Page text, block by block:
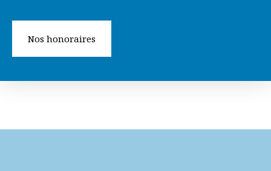
Nos honoraires